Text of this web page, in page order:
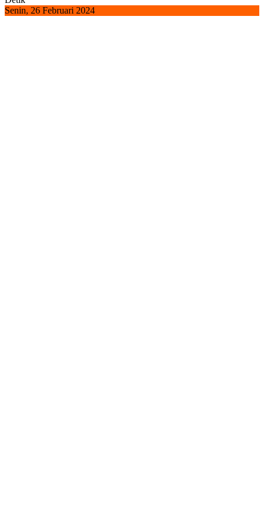
Senin, 26 Februari 2024